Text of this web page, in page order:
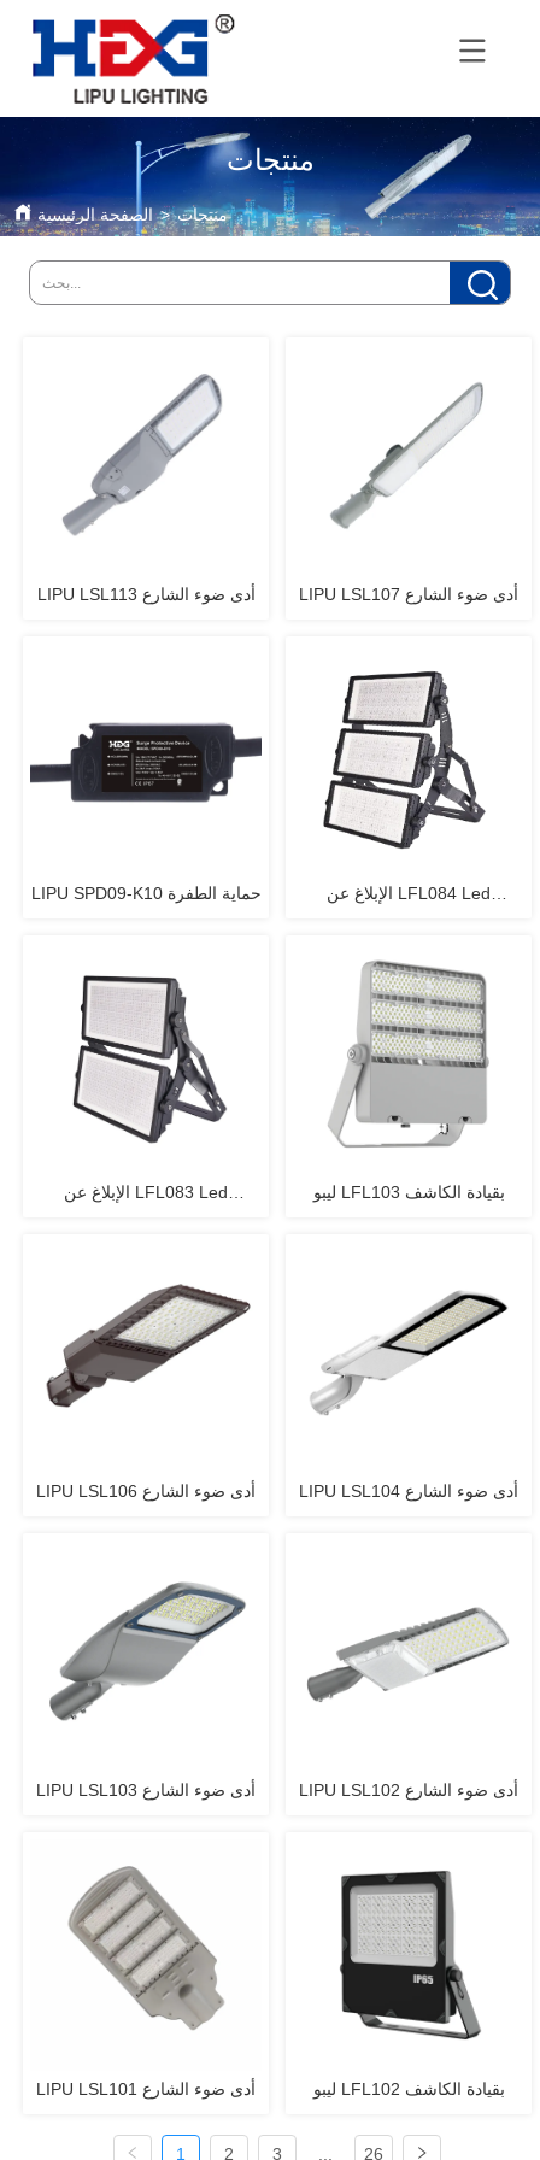
منتجات
الصفحة الرئيسية > منتجات
LIPU LSL113 أدى ضوء الشارع LIPU LSL107 أدى ضوء الشارع
LIPU SPD09-K10 حماية الطفرة
الإبلاغ عن LFL084 Led
الإبلاغ عن LFL083 Led
ليبو LFL103 بقيادة الكاشف
LIPU LSL106 أدى ضوء الشارع LIPU LSL104 أدى ضوء الشارع
LIPU LSL103 أدى ضوء الشارع LIPU LSL102 أدى ضوء الشارع
LIPU LSL101 أدى ضوء الشارع ليبو LFL102 بقيادة الكاشف
1 2 3 26